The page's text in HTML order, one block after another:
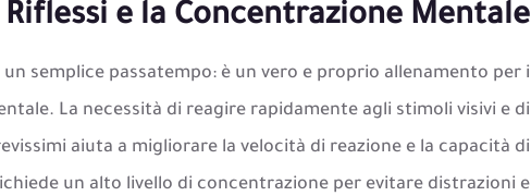
e la Concentrazione Mentale
semplice passatempo: è un vero e proprio allenamento per i
La necessità di reagire rapidamente agli stimoli visivi e di
aiuta a migliorare la velocità di reazione e la capacità di
un alto livello di concentrazione per evitare distrazioni e